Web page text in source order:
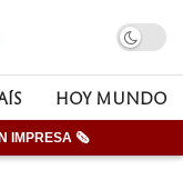
HOY MUNDO
IMPRESA 🗞